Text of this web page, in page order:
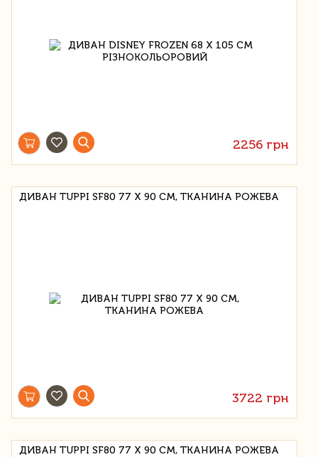
2256 грн
ДИВАН TUPPI SF80 77 Х 90 СМ, ТКАНИНА РОЖЕВА
3722 грн
ДИВАН TUPPI SF80 77 Х 90 СМ, ТКАНИНА РОЖЕВА